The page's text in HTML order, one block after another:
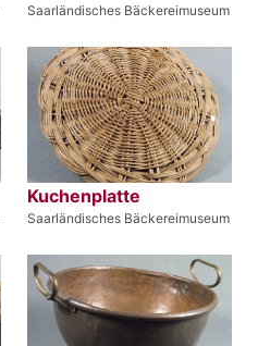
Saarländisches Bäckereimuseum
Kuchenplatte
Saarländisches Bäckereimuseum